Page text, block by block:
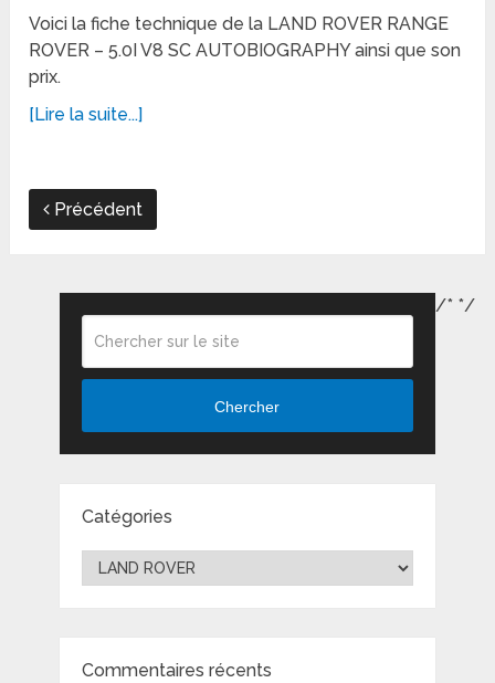
Voici la fiche technique de la LAND ROVER RANGE
ROVER – 5.0I V8 SC AUTOBIOGRAPHY ainsi que son
prix.
[Lire la suite...]
Précédent
Chercher
Catégories
Catégories
Commentaires récents
/* */